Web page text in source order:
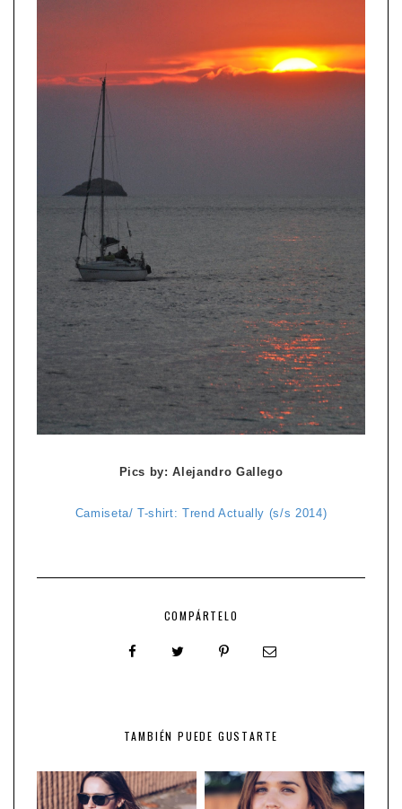
Pics by: Alejandro Gallego
Camiseta/ T-shirt: Trend Actually (s/s 2014)
COMPÁRTELO
TAMBIÉN PUEDE GUSTARTE